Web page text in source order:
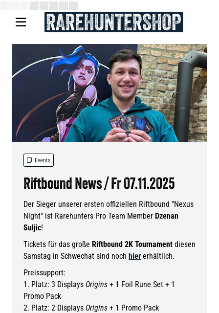

 Events
Riftbound News / Fr 07.11.2025
Der Sieger unserer ersten offiziellen Riftbound "Nexus
Night" ist Rarehunters Pro Team Member Dzenan
Suljic!
Tickets für das große Riftbound 2K Tournament diesen
Samstag in Schwechat sind noch hier erhältlich.
Preissupport:
1. Platz: 3 Displays Origins + 1 Foil Rune Set + 1
Promo Pack
2. Platz: 2 Displays Origins + 1 Promo Pack